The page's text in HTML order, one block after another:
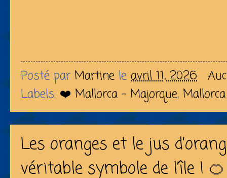
Posté par Martine le avril 11, 2026
Labels: ❤️ Mallorca - Majorque,
Les oranges et le jus
véritable symbole de l’île ! 🍊